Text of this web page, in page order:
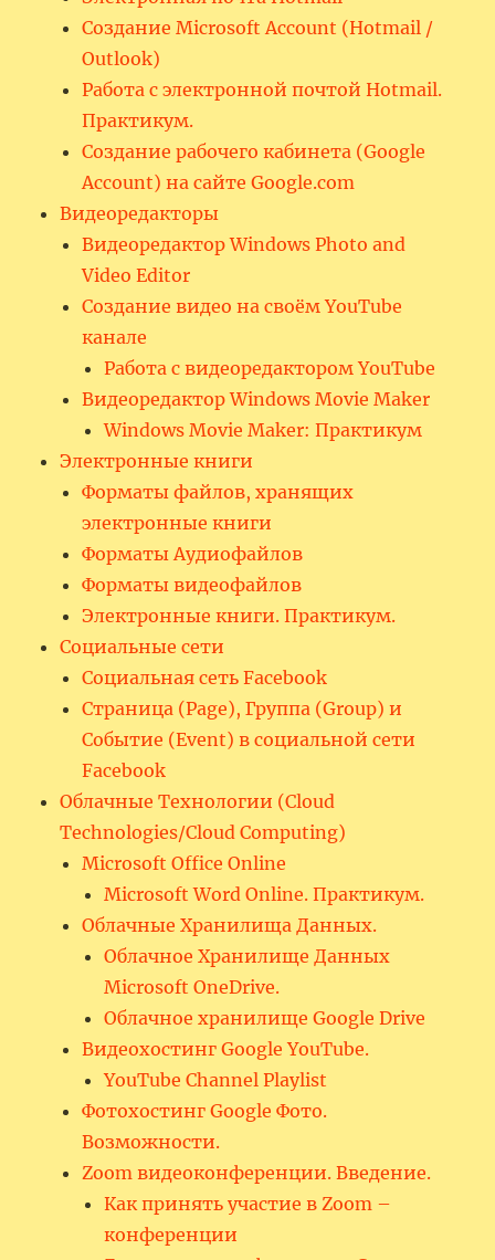
Создание Microsoft Account (Hotmail /
Outlook)
Работа с электронной почтой Hotmail.
Практикум.
Создание рабочего кабинета (Google
Account) на сайте Google.com
Видеоредакторы
Видеоредактор Windows Photo and
Video Editor
Создание видео на своём YouTube
канале
Работа с видеоредактором YouTube
Видеоредактор Windows Movie Maker
Windows Movie Maker: Практикум
Электронные книги
Форматы файлов, хранящих
электронные книги
Форматы Аудиофайлов
Форматы видеофайлов
Электронные книги. Практикум.
Социальные сети
Социальная сеть Facebook
Страница (Page), Группа (Group) и
Событие (Event) в социальной сети
Facebook
Облачные Технологии (Cloud
Technologies/Cloud Computing)
Microsoft Office Online
Microsoft Word Online. Практикум.
Облачные Хранилища Данных.
Облачное Хранилище Данных
Microsoft OneDrive.
Облачное хранилище Google Drive
Видеохостинг Google YouTube.
YouTube Channel Playlist
Фотохостинг Google Фото.
Возможности.
Zoom видеоконференции. Введение.
Как принять участие в Zoom –
конференции